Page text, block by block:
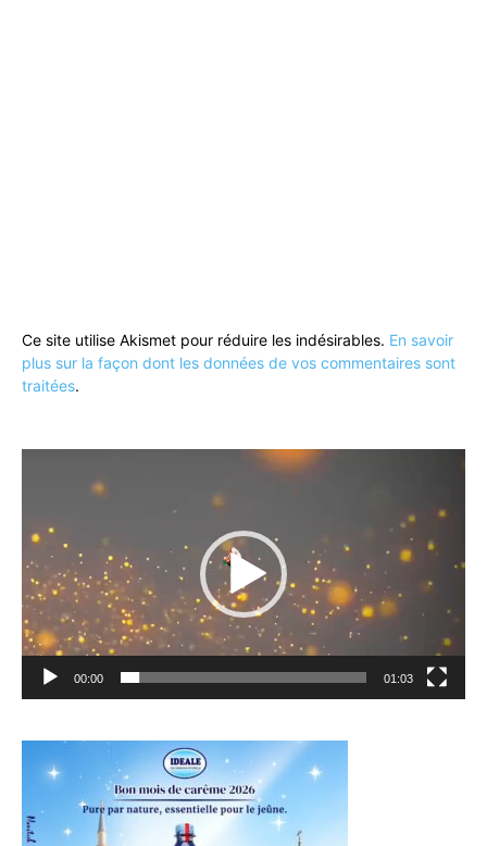
Ce site utilise Akismet pour réduire les indésirables. En savoir
plus sur la façon dont les données de vos commentaires sont
traitées.
00:00 01:03